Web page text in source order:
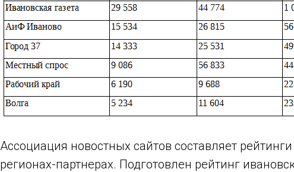
Ассоциация новостных сайтов составляет
регионах-партнерах. Подготовлен рейтинг